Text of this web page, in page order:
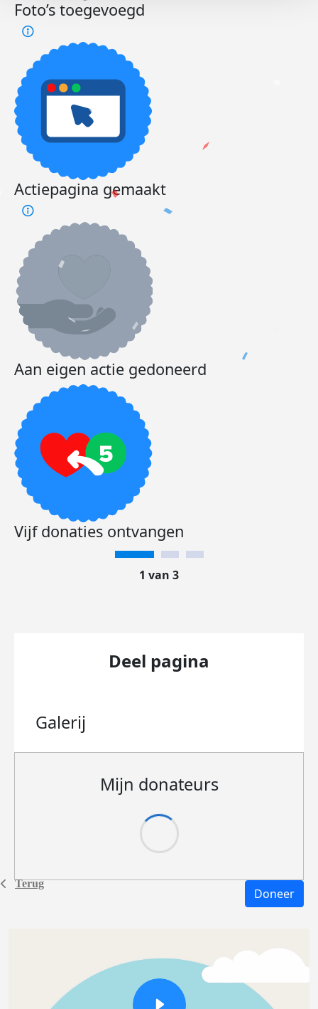
Terug
Foto’s toegevoegd
Actiepagina gemaakt
Aan eigen actie gedoneerd
Vijf donaties ontvangen
1 van 3
Deel pagina
Galerij
Mijn donateurs
Doneer